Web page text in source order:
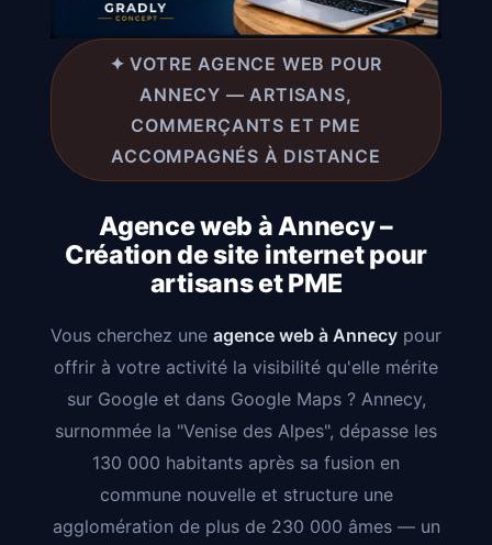
✦ VOTRE AGENCE WEB POUR
ANNECY — ARTISANS,
COMMERÇANTS ET PME
ACCOMPAGNÉS À DISTANCE
Agence web à Annecy –
Création de site internet pour
artisans et PME
Vous cherchez une agence web à Annecy pour
offrir à votre activité la visibilité qu'elle mérite
sur Google et dans Google Maps ? Annecy,
surnommée la "Venise des Alpes", dépasse les
130 000 habitants après sa fusion en
commune nouvelle et structure une
agglomération de plus de 230 000 âmes — un